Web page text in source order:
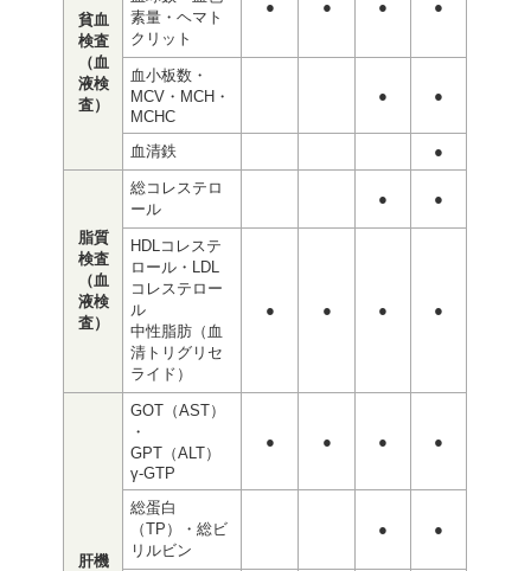
貧血
検査
（血
液検
査）
素量・ヘマト
クリット
● ● ● ●
血小板数・
MCV・MCH・
MCHC
● ●
血清鉄 ●
脂質
検査
（血
液検
査）
総コレステロ
ール
● ●
HDLコレステ
ロール・LDL
コレステロー
ル
中性脂肪（血
清トリグリセ
ライド）
● ● ● ●
肝機
GOT（AST）
・
GPT（ALT）
γ-GTP
● ● ● ●
総蛋白
（TP）・総ビ
リルビン
● ●